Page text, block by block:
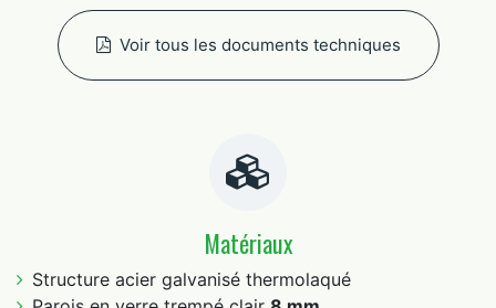
Voir tous les documents techniques
Matériaux
Structure acier galvanisé thermolaqué